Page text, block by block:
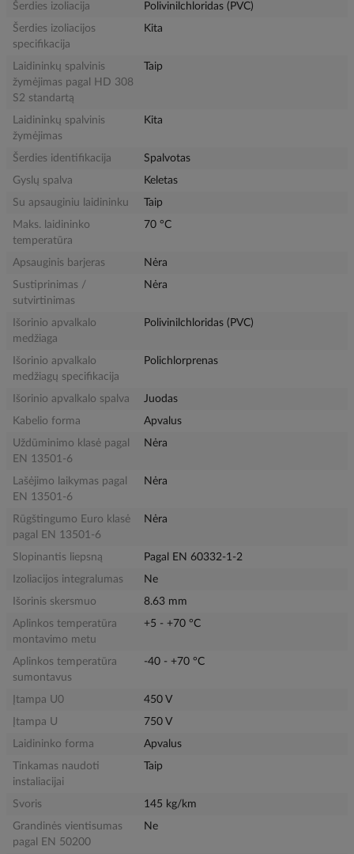
Šerdies izoliacija
Polivinilchloridas (PVC)
Šerdies izoliacijos
specifikacija
Kita
Laidininkų spalvinis
žymėjimas pagal HD 308
S2 standartą
Taip
Laidininkų spalvinis
žymėjimas
Kita
Šerdies identifikacija
Spalvotas
Gyslų spalva
Keletas
Su apsauginiu laidininku
Taip
Maks. laidininko
temperatūra
70 °C
Apsauginis barjeras
Nėra
Sustiprinimas /
sutvirtinimas
Nėra
Išorinio apvalkalo
medžiaga
Polivinilchloridas (PVC)
Išorinio apvalkalo
medžiagų specifikacija
Polichlorprenas
Išorinio apvalkalo spalva
Juodas
Kabelio forma
Apvalus
Uždūminimo klasė pagal
EN 13501-6
Nėra
Lašėjimo laikymas pagal
EN 13501-6
Nėra
Rūgštingumo Euro klasė
pagal EN 13501-6
Nėra
Slopinantis liepsną
Pagal EN 60332-1-2
Izoliacijos integralumas
Ne
Išorinis skersmuo
8.63 mm
Aplinkos temperatūra
montavimo metu
+5 - +70 °C
Aplinkos temperatūra
sumontavus
-40 - +70 °C
Įtampa U0
450 V
Įtampa U
750 V
Laidininko forma
Apvalus
Tinkamas naudoti
instaliacijai
Taip
Svoris
145 kg/km
Grandinės vientisumas
pagal EN 50200
Ne